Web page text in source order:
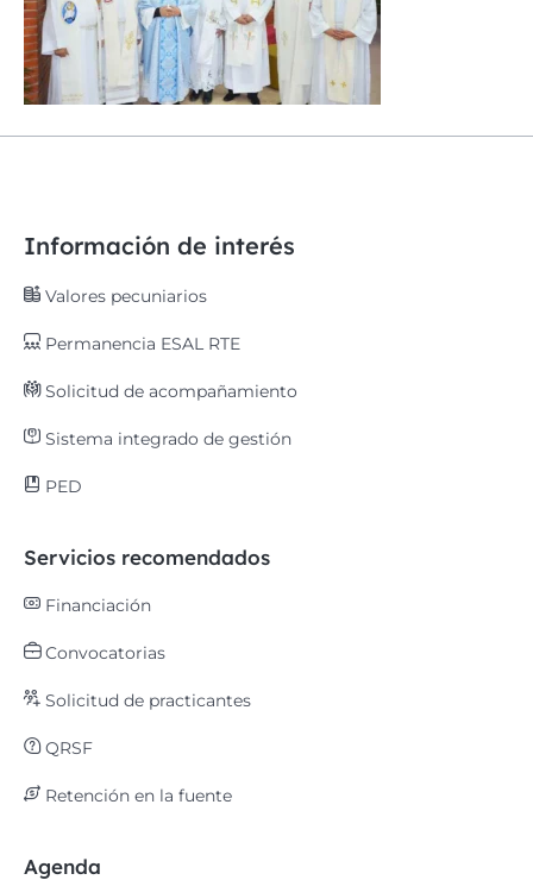
Información de interés
Valores pecuniarios
Permanencia ESAL RTE
Solicitud de acompañamiento
Sistema integrado de gestión
PED
Servicios recomendados
Financiación
Convocatorias
Solicitud de practicantes
QRSF
Retención en la fuente
Agenda